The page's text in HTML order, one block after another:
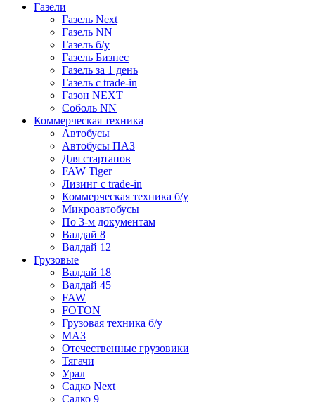
Газели
Газель Next
Газель NN
Газель б/у
Газель Бизнес
Газель за 1 день
Газель с trade-in
Газон NEXT
Соболь NN
Коммерческая техника
Автобусы
Автобусы ПАЗ
Для стартапов
FAW Tiger
Лизинг с trade-in
Коммерческая техника б/у
Микроавтобусы
По 3-м документам
Валдай 8
Валдай 12
Грузовые
Валдай 18
Валдай 45
FAW
FOTON
Грузовая техника б/у
МАЗ
Отечественные грузовики
Тягачи
Урал
Садко Next
Садко 9